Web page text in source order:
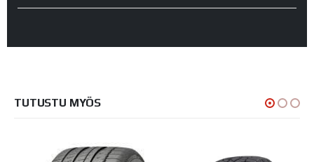
TUTUSTU MYÖS